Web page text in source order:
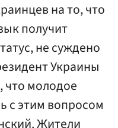
на то, что
получит
не суждено
Украины
что молодое
с этим вопросом
Жители